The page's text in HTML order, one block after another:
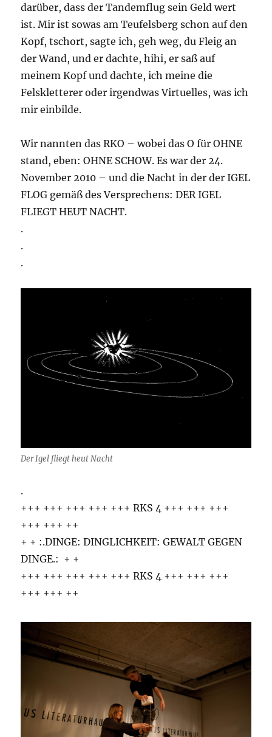
darüber, dass der Tandemflug sein Geld wert
ist. Mir ist sowas am Teufelsberg schon auf den
Kopf, tschort, sagte ich, geh weg, du Fleig an
der Wand, und er dachte, hihi, er saß auf
meinem Kopf und dachte, ich meine die
Felskletterer oder irgendwas Virtuelles, was ich
mir einbilde.
Wir nannten das RKO – wobei das O für OHNE
stand, eben: OHNE SCHOW. Es war der 24.
November 2010 – und die Nacht in der der IGEL
FLOG gemäß des Versprechens: DER IGEL
FLIEGT HEUT NACHT.
.
.
.
Der Igel fliegt heut Nacht
.
+++ +++ +++ +++ +++ RKS 4 +++ +++ +++
+++ +++ ++
+ + :.DINGE: DINGLICHKEIT: GEWALT GEGEN
DINGE.: + +
+++ +++ +++ +++ +++ RKS 4 +++ +++ +++
+++ +++ ++